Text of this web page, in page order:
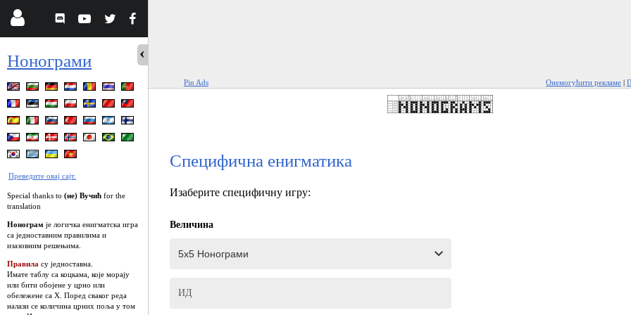
Нонограми
Преведите овај сајт.
Special thanks to (не) Вучић for the
translation
Нонограм је логичка енигматска игра
са једноставним правилима и
изазовним решењима.
Правила су једноставна.
Имате таблу са коцкама, које морају
или бити обојене у црно или
обележене са Х. Поред сваког реда
налази се количина црних поља у том
Pin Ads Онемогућити рекламе |
Специфична енигматика
Изаберите специфичну игру:
Величина
ИД